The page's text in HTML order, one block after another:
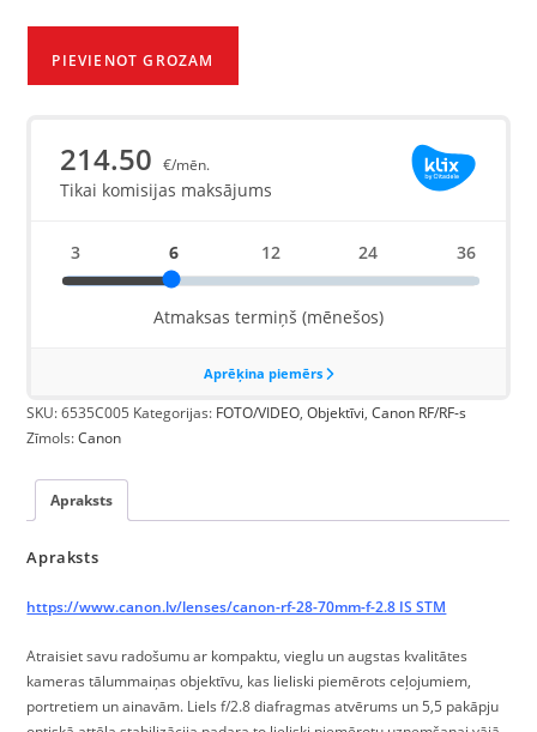
PIEVIENOT GROZAM
SKU:6535C005 Kategorijas: FOTO/VIDEO,Objektīvi,Canon RF/RF-s
Zīmols:Canon
Apraksts
Apraksts
https://www.canon.lv/lenses/canon-rf-28-70mm-f-2.8 IS STM
Atraisiet savu radošumu ar kompaktu, vieglu un augstas kvalitātes
kameras tālummaiņas objektīvu, kas lieliski piemērots ceļojumiem,
portretiem un ainavām. Liels f/2.8 diafragmas atvērums un 5,5 pakāpju